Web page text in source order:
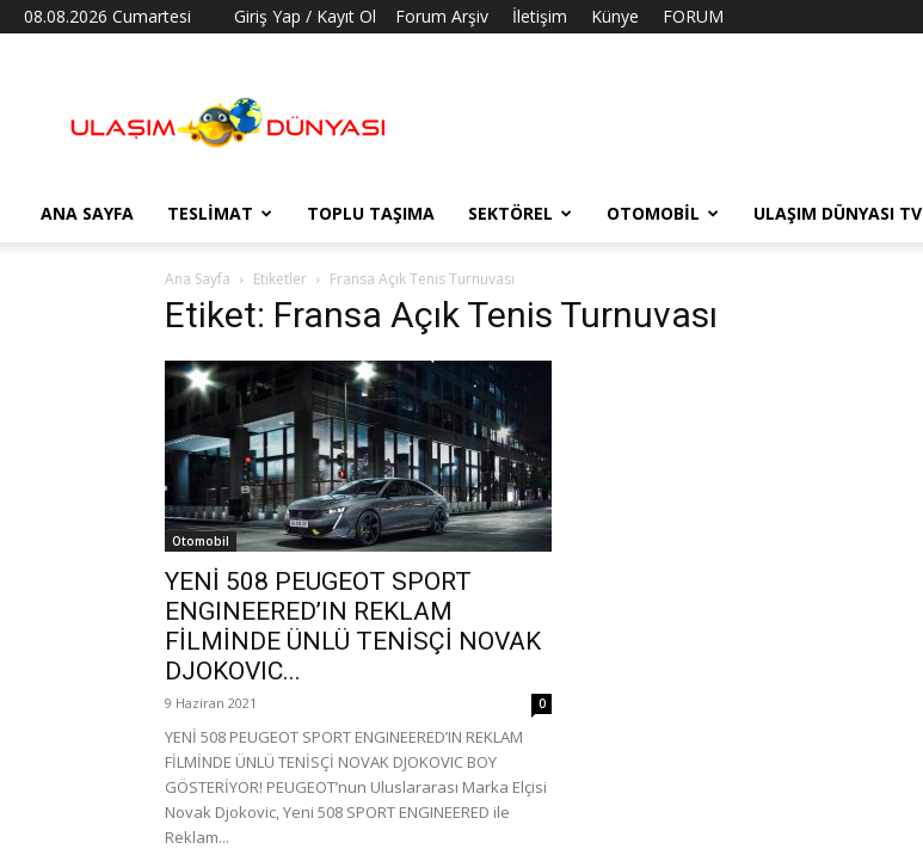
08.08.2026 Cumartesi Giriş Yap / Kayıt Ol Forum Arşiv İletişim Künye FORUM
Dünyası
ANA SAYFA TESLIMAT TOPLU TAŞIMA SEKTÖREL OTOMOBIL ULAŞIM DÜNYASI TV
Ana Sayfa Etiketler Fransa Açık Tenis Turnuvası
Etiket: Fransa Açık Tenis Turnuvası
Otomobil
YENİ 508 PEUGEOT SPORT
ENGINEERED’IN REKLAM
FİLMİNDE ÜNLÜ TENİSÇİ NOVAK
DJOKOVIC...
9 Haziran 2021 0
YENİ 508 PEUGEOT SPORT ENGINEERED’IN REKLAM
FİLMİNDE ÜNLÜ TENİSÇİ NOVAK DJOKOVIC BOY
GÖSTERİYOR! PEUGEOT’nun Uluslararası Marka Elçisi
Novak Djokovic, Yeni 508 SPORT ENGINEERED ile
Reklam...